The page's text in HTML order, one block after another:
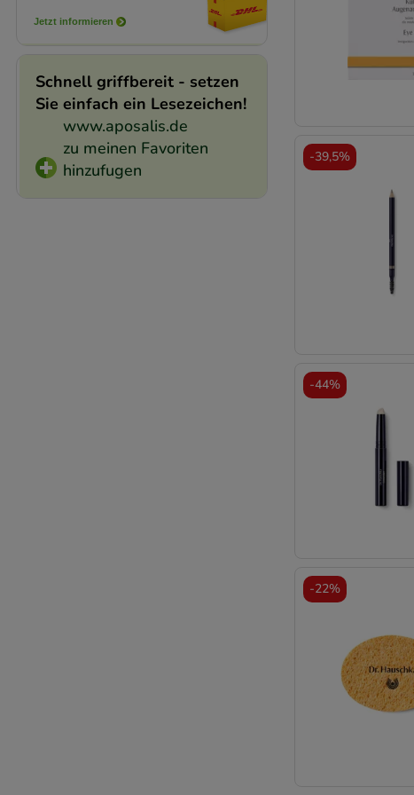
unserer Website
den Inhalt auf
gestalten. Bitte
-39,5%
-44%
-22%
Jetzt informieren
Schnell griffbereit - setzen
Sie einfach ein Lesezeichen!
www.aposalis.de
zu meinen Favoriten
hinzufugen